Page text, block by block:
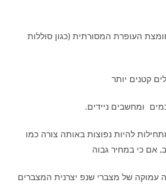
העופרת המסורתית (כגון סוללות
קטנים יותר
ומחשבים ניידים.
להיות נפוצות באותה צורה כמו
אם כי במחיר גבוה
עמוקה של מצברי שנפ יצרנית המצברים